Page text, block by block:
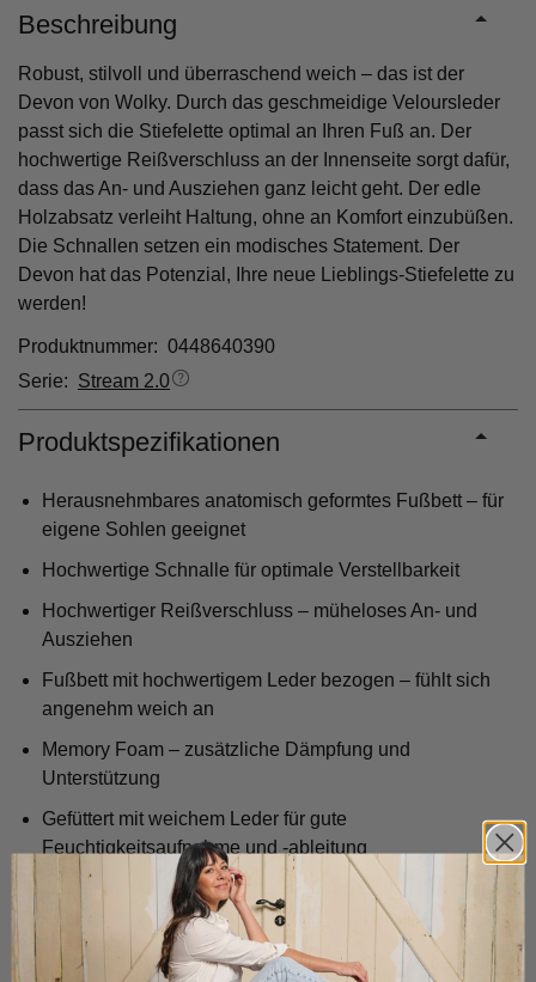
Beschreibung
Robust, stilvoll und überraschend weich – das ist der
Devon von Wolky. Durch das geschmeidige Veloursleder
passt sich die Stiefelette optimal an Ihren Fuß an. Der
hochwertige Reißverschluss an der Innenseite sorgt dafür,
dass das An- und Ausziehen ganz leicht geht. Der edle
Holzabsatz verleiht Haltung, ohne an Komfort einzubüßen.
Die Schnallen setzen ein modisches Statement. Der
Devon hat das Potenzial, Ihre neue Lieblings-Stiefelette zu
werden!
Produktnummer: 0448640390
Serie: Stream 2.0
Produktspezifikationen
Herausnehmbares anatomisch geformtes Fußbett – für
eigene Sohlen geeignet
Hochwertige Schnalle für optimale Verstellbarkeit
Hochwertiger Reißverschluss – müheloses An- und
Ausziehen
Fußbett mit hochwertigem Leder bezogen – fühlt sich
angenehm weich an
Memory Foam – zusätzliche Dämpfung und
Unterstützung
Gefüttert mit weichem Leder für gute
Feuchtigkeitsaufnahme und -ableitung
Oberseite aus hochwertigem Leder passt sich Ihrem
Fuß an, ist atmungsaktiv und pflegeleicht
Speziell entwickelte Fersenkappe – verhindert, dass